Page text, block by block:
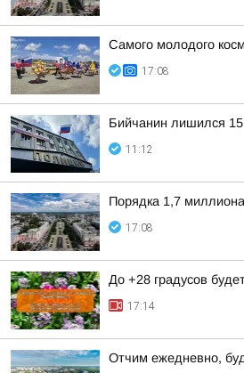
Самого молодого
17:08
Бийчанин лишился
11:12
Порядка 1,7
17:08
До +28 градусов
17:14
Отчим ежедневно,